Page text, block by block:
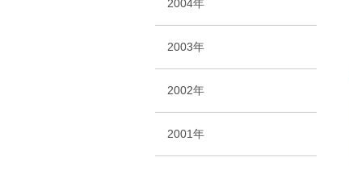
2004年
2003年
2002年
2001年